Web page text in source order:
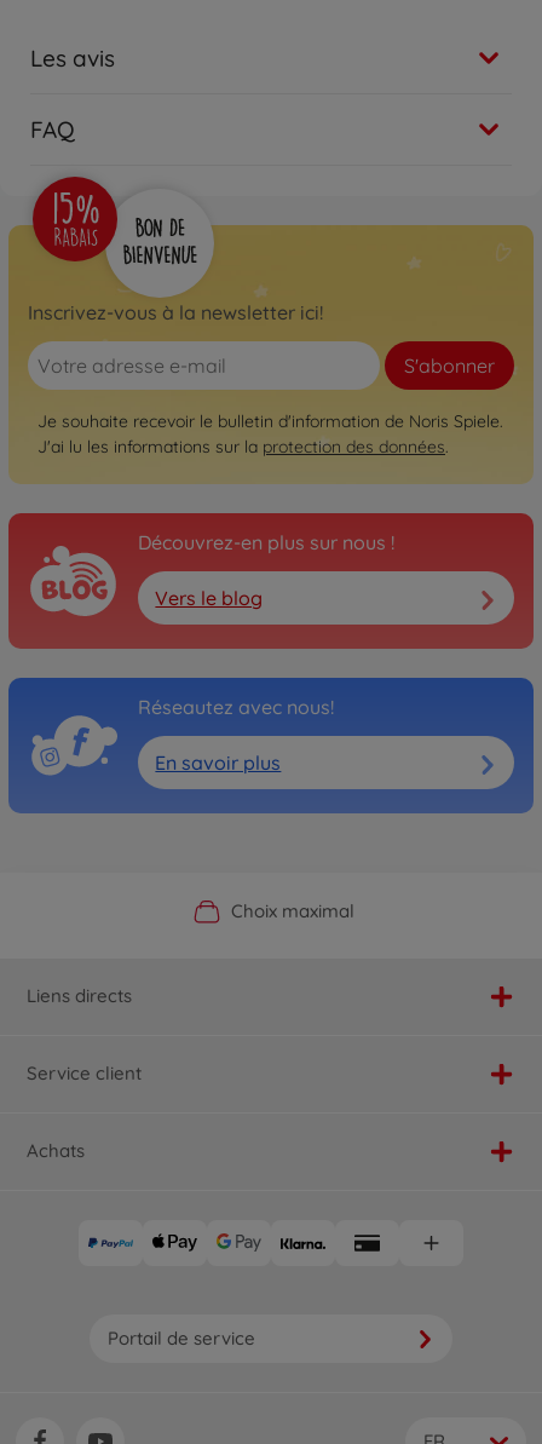
Les avis
FAQ
Inscrivez-vous à la newsletter ici!
S'abonner
Je souhaite recevoir le bulletin d'information de Noris Spiele.
J'ai lu les informations sur la protection des données.
Découvrez-en plus sur nous !
Vers le blog
Réseautez avec nous!
En savoir plus
Boutique officielle du fabricant
Choix maximal
Service personnalisé
Livraison rapide
Liens directs
Service client
Achats
Portail de service